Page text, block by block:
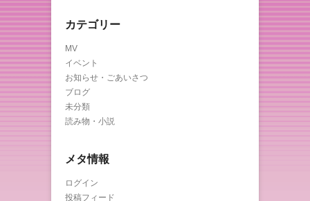
カテゴリー
MV
イベント
お知らせ・ごあいさつ
ブログ
未分類
読み物・小説
メタ情報
ログイン
投稿フィード